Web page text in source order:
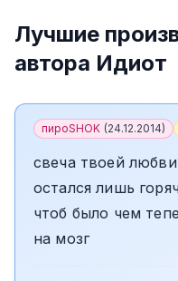
Лучшие
автора Идиот
пироSHOK (24.12.2014)
свеча твоей любви
остался лишь
чтоб было чем
на мозг